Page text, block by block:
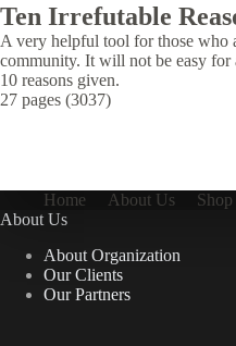
Ten Irrefutable
A very helpful tool for those who
community. It will not be easy for
10 reasons given.
27 pages (3037)
Home About Us Shop
About Us
About Organization
Our Clients
Our Partners